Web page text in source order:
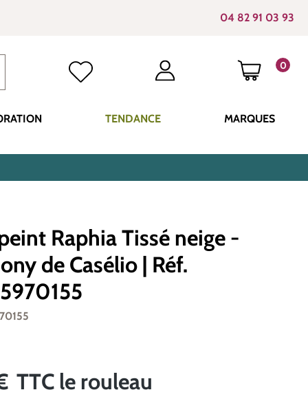
04 82 91 03 93
0
LE
TENDANCE MARQUES
Raphia Tissé neige -
de Casélio | Réf.
TTC le rouleau